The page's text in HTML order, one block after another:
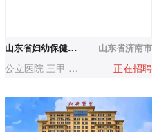
山东省妇幼保健院（山东省妇产医院） 山东省济南市
公立医院 三甲 500-1000人正在招聘